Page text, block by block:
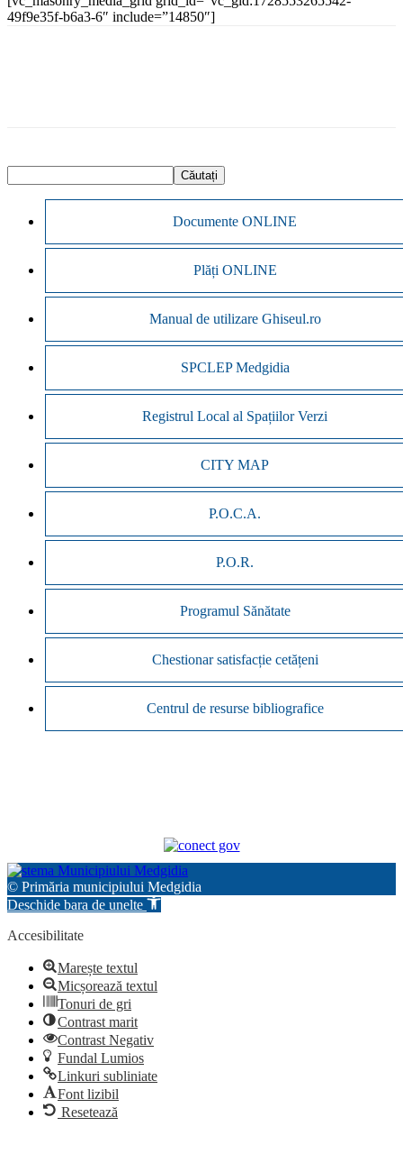
49f9e35f-b6a3-6″ include=”14850″]
Documente ONLINE
Plăți ONLINE
Manual de utilizare Ghiseul.ro
SPCLEP Medgidia
Registrul Local al Spațiilor Verzi
CITY MAP
P.O.C.A.
P.O.R.
Programul Sănătate
Chestionar satisfacție cetățeni
Centrul de resurse bibliografice
© Primăria municipiului Medgidia
Deschide bara de unelte
Accesibilitate
Marește textul
Micșorează textul
Tonuri de gri
Contrast marit
Contrast Negativ
Fundal Lumios
Linkuri subliniate
Font lizibil
Resetează